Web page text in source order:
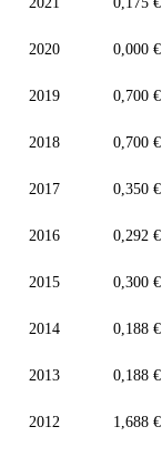
2020 0,000 €
2019 0,700 €
2018 0,700 €
2017 0,350 €
2016 0,292 €
2015 0,300 €
2014 0,188 €
2013 0,188 €
2012 1,688 €